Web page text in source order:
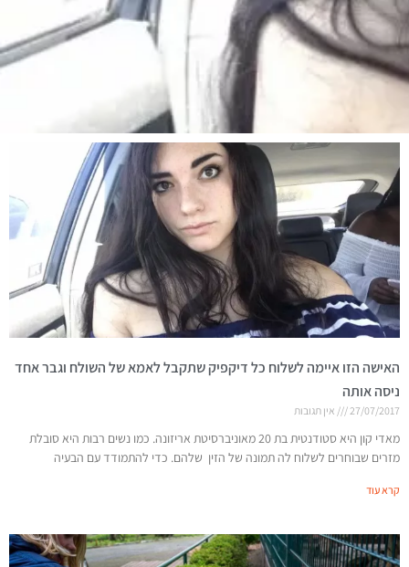
האישה הזו איימה לשלוח כל דיקפיק שתקבל לאמא של השולח וגבר אחד
ניסה אותה
27/07/2017 אין תגובות
מאדי קון היא סטודנטית בת 20 מאוניברסיטת אריזונה. כמו נשים רבות היא סובלת
מזרים שבוחרים לשלוח לה תמונה של הזין שלהם. כדי להתמודד עם הבעיה
קרא עוד